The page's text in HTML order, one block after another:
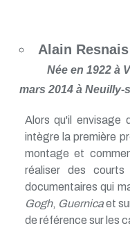
Alain Resnais
Née en 1922 à
mars 2014 à Neuilly-
Alors qu'il envisage
intègre la première
montage et
réaliser des
documentaires qui
Gogh, Guernicaet
de référence sur les